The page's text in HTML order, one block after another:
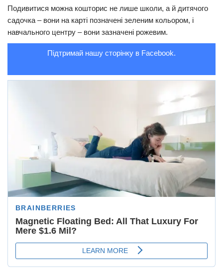
Подивитися можна кошторис не лише школи, а й дитячого
садочка – вони на карті позначені зеленим кольором, і
навчального центру – вони зазначені рожевим.
Підтримай нашу сторінку в Facebook.